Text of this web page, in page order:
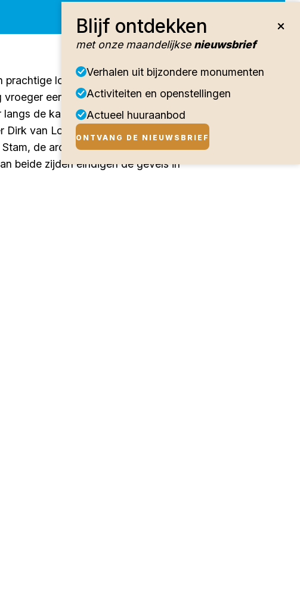
prachtige locatie in de stad: aan het
een bolwerk, dat de
de kade in de 19de eeuw
van Loon, die met sleepboten
de architect is onbekend. Voor
beide zijden eindigen de gevels in
Blijf ontdekken
met onze maandelijkse nieuwsbrief
Verhalen uit bijzondere monumenten
Activiteiten en openstellingen
Actueel huuraanbod
ONTVANG DE NIEUWSBRIEF